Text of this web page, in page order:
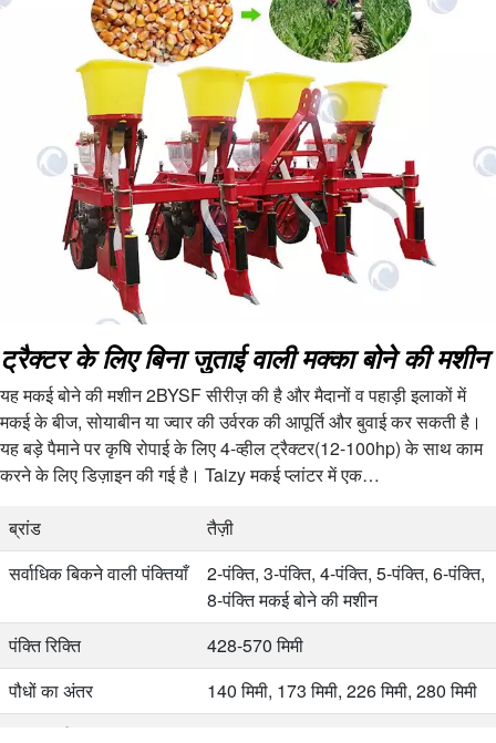
ट्रैक्टर के लिए बिना जुताई वाली मक्का बोने की मशीन
यह मकई बोने की मशीन 2BYSF सीरीज़ की है और मैदानों व पहाड़ी इलाकों में
मकई के बीज, सोयाबीन या ज्वार की उर्वरक की आपूर्ति और बुवाई कर सकती है।
यह बड़े पैमाने पर कृषि रोपाई के लिए 4-व्हील ट्रैक्टर(12-100hp) के साथ काम
करने के लिए डिज़ाइन की गई है। Taizy मकई प्लांटर में एक…
ब्रांड
तैज़ी
सर्वाधिक बिकने वाली पंक्तियाँ
2-पंक्ति, 3-पंक्ति, 4-पंक्ति, 5-पंक्ति, 6-पंक्ति,
8-पंक्ति मकई बोने की मशीन
पंक्ति रिक्ति
428-570 मिमी
पौधों का अंतर
140 मिमी, 173 मिमी, 226 मिमी, 280 मिमी
गहरी खाई